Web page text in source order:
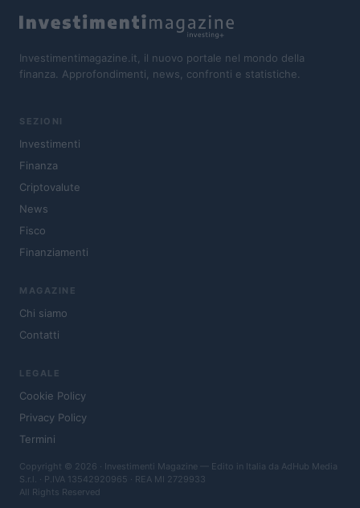
Investimentimagazine.it, il nuovo portale nel mondo della
finanza. Approfondimenti, news, confronti e statistiche.
SEZIONI
Investimenti
Finanza
Criptovalute
News
Fisco
Finanziamenti
MAGAZINE
Chi siamo
Contatti
LEGALE
Cookie Policy
Privacy Policy
Termini
Copyright © 2026 · Investimenti Magazine — Edito in Italia da AdHub Media
S.r.l. · P.IVA 13542920965 · REA MI 2729933
All Rights Reserved